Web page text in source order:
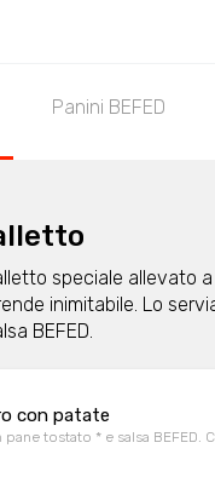
Panini BEFED
speciale allevato
inimitabile. Lo
BEFED.
con patate
pane tostato * e salsa